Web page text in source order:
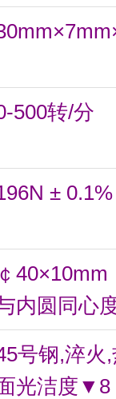
500转/分
±
￠
内圆同心
号钢,淬火
光洁度▼8